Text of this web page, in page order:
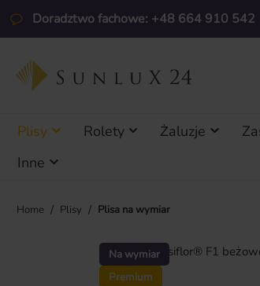
do głównej zawartości
Przejdź do wyszukiwania
Przejdź do głównej nawigacji
Doradztwo fachowe: +48 664 910 542
Plisy Rolety Żaluzje
Inne
Home / Plisy / Plisa na wymiar
Na wymiar
Premium
Pomiń galerię zdjęć